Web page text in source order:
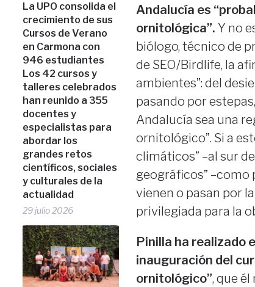
La UPO consolida el
crecimiento de sus
Cursos de Verano
en Carmona con
946 estudiantes
Los 42 cursos y
talleres celebrados
han reunido a 355
docentes y
especialistas para
abordar los
grandes retos
científicos, sociales
y culturales de la
actualidad
29 julio 2026
Andalucía es
ornitológica”. Y no
biólogo, técnico de
de SEO/Birdlife, la
ambientes”: del
pasando por
Andalucía sea una
ornitológico”. Si a
climáticos” –al sur
geográficos” –como
vienen o pasan por
privilegiada para la
Pinilla ha realizado
inauguración del
ornitológico”, que